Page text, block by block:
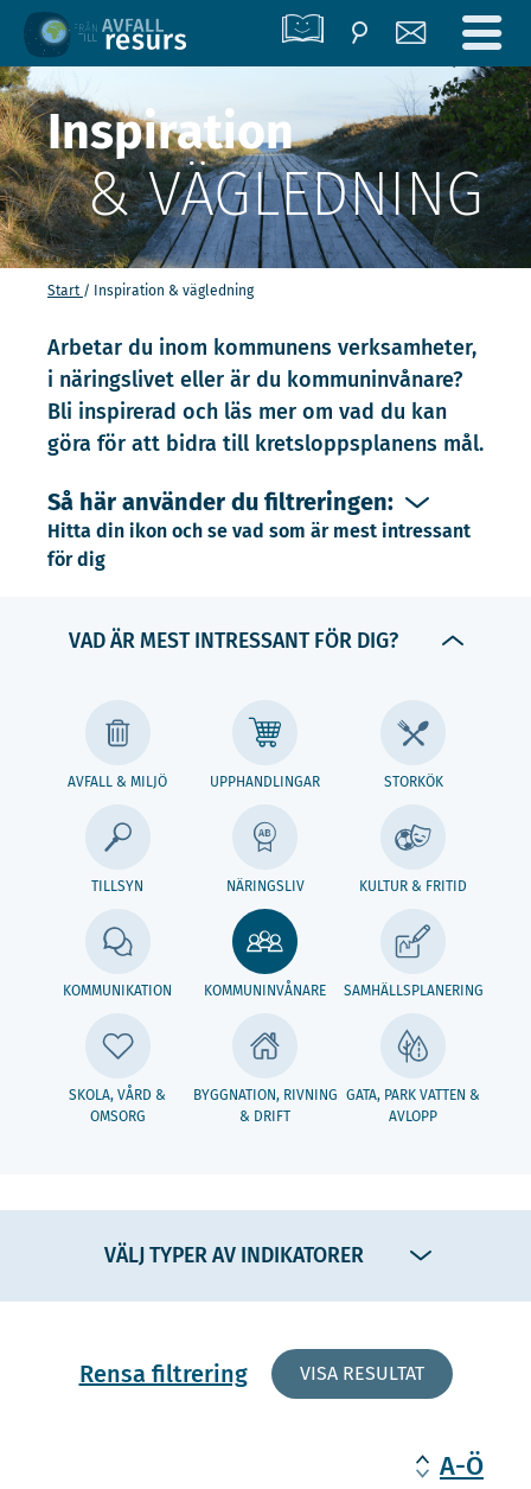
Inspiration
& VÄGLEDNING
Start Inspiration & vägledning
Arbetar du inom kommunens verksamheter,
i näringslivet eller är du kommuninvånare?
Bli inspirerad och läs mer om vad du kan
göra för att bidra till kretsloppsplanens mål.
Så här använder du filtreringen:
Hitta din ikon och se vad som är mest intressant
för dig
VAD ÄR MEST INTRESSANT FÖR DIG?
AVFALL & MILJÖ UPPHANDLINGAR STORKÖK
TILLSYN NÄRINGSLIV KULTUR & FRITID
KOMMUNIKATION KOMMUNINVÅNARE SAMHÄLLSPLANERING
SKOLA, VÅRD &
OMSORG
BYGGNATION, RIVNING
& DRIFT
GATA, PARK VATTEN &
AVLOPP
VÄLJ TYPER AV INDIKATORER
Rensa filtrering VISA RESULTAT
A-Ö